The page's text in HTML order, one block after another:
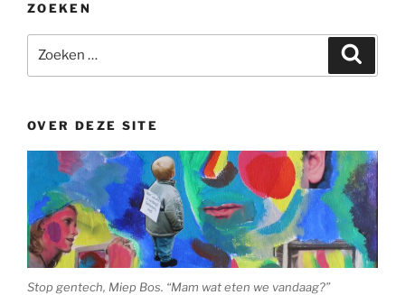
ZOEKEN
naar:
OVER DEZE SITE
Stop gentech, Miep Bos. “Mam wat eten we vandaag?”